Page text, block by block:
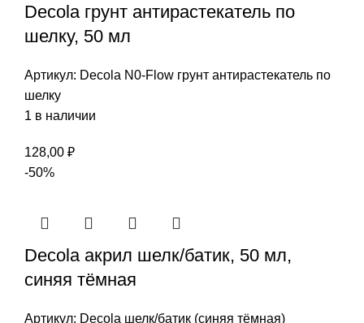
Decola грунт антирастекатель по
шелку, 50 мл
Артикул: Decola N0-Flow грунт антирастекатель по
шелку
1 в наличии
128,00 ₽
-50%
Decola акрил шелк/батик, 50 мл,
синяя тёмная
Артикул: Decola шелк/батик (синяя тёмная)